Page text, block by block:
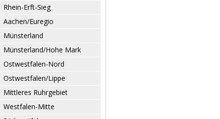
Rhein-Erft-Sieg
Aachen/Euregio
Münsterland
Münsterland/Hohe Mark
Ostwestfalen-Nord
Ostwestfalen/Lippe
Mittleres Ruhrgebiet
Westfalen-Mitte